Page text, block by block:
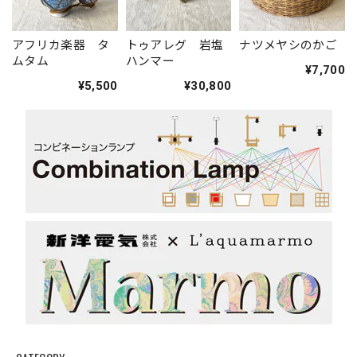
アフリカ楽器 タ
ムタム
¥5,500
トゥアレグ 岩塩
ハンマー
¥30,800
ナツメヤシのかご
¥7,700